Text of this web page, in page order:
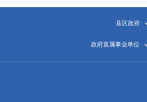
县区政府
政府直属事业单位